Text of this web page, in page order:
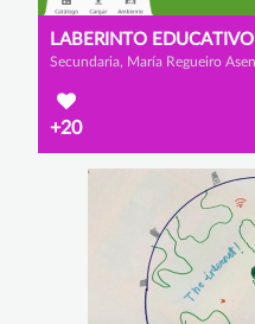
LABERINTO EDUCATIVO
+20